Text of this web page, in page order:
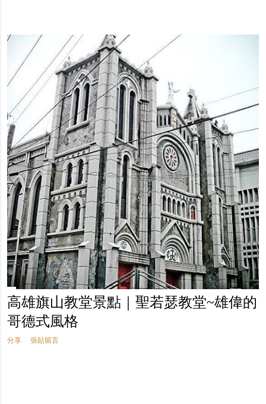
高雄旗山教堂景點｜聖若瑟教堂~雄偉的
哥德式風格
分享 張貼留言